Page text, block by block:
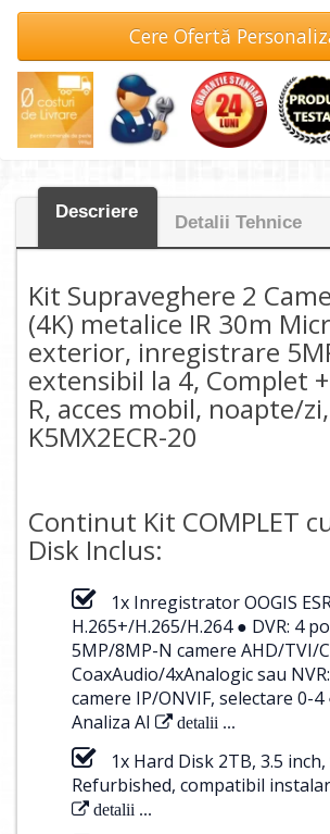
Cere Ofertă
Descriere
Detalii Tehnice
Kit Supraveghere 2
(4K) metalice IR 30m
exterior, inregistrare
extensibil la 4, Complet
R, acces mobil, noapte/
K5MX2ECR-20
Continut Kit COMPLET
Disk Inclus:
1x Inregistrator OOGIS
H.265+/H.265/H.264 ● DVR: 4
5MP/8MP-N camere AHD/TVI/
CoaxAudio/4xAnalogic sau
camere IP/ONVIF, selectare 0-4
Analiza AI
detalii ...
1x Hard Disk 2TB, 3.5 inch,
Refurbished, compatibil
detalii ...